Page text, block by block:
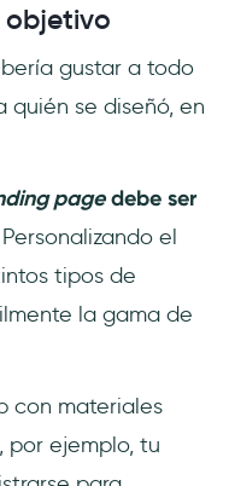
objetivo
gustar a todo
quién se diseñó, en
pagedebe ser
Personalizando el
tipos de
la gama de
con materiales
por ejemplo, tu